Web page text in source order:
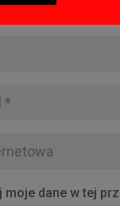
moje dane w tej